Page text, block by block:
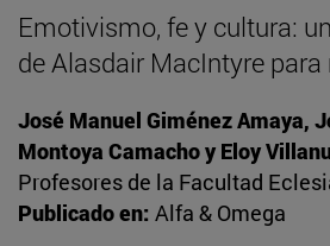
Emotivismo, fe y cultura:
de Alasdair MacIntyre
José Manuel Giménez Amaya,
Montoya Camacho y Eloy
Profesores de la Facultad
Publicado en: Alfa & Omega